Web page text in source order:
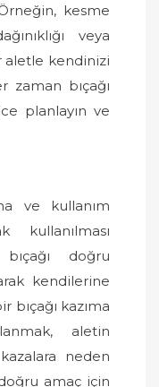
kesme
veya
aletle kendinizi
zaman bıçağı
planlayın ve
ve kullanım
kullanılması
doğru
kendilerine
bıçağı kazıma
aletin
neden
amaç için